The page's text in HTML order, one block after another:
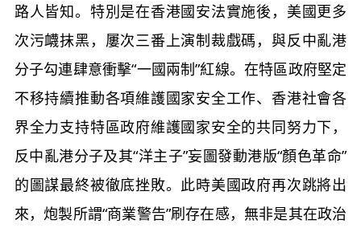
路人皆知。特別是在香港國安法實施後，美國更多
次污衊抹黑，屢次三番上演制裁戲碼，與反中亂港
分子勾連肆意衝擊“一國兩制”紅線。在特區政府堅定
不移持續推動各項維護國家安全工作、香港社會各
界全力支持特區政府維護國家安全的共同努力下，
反中亂港分子及其“洋主子”妄圖發動港版“顏色革命”
的圖謀最終被徹底挫敗。此時美國政府再次跳將出
來，炮製所謂“商業警告”刷存在感，無非是其在政治